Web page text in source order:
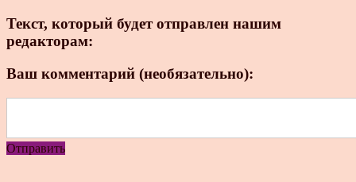
Текст, который будет отправлен нашим
редакторам:
Ваш комментарий (необязательно):
Отправить